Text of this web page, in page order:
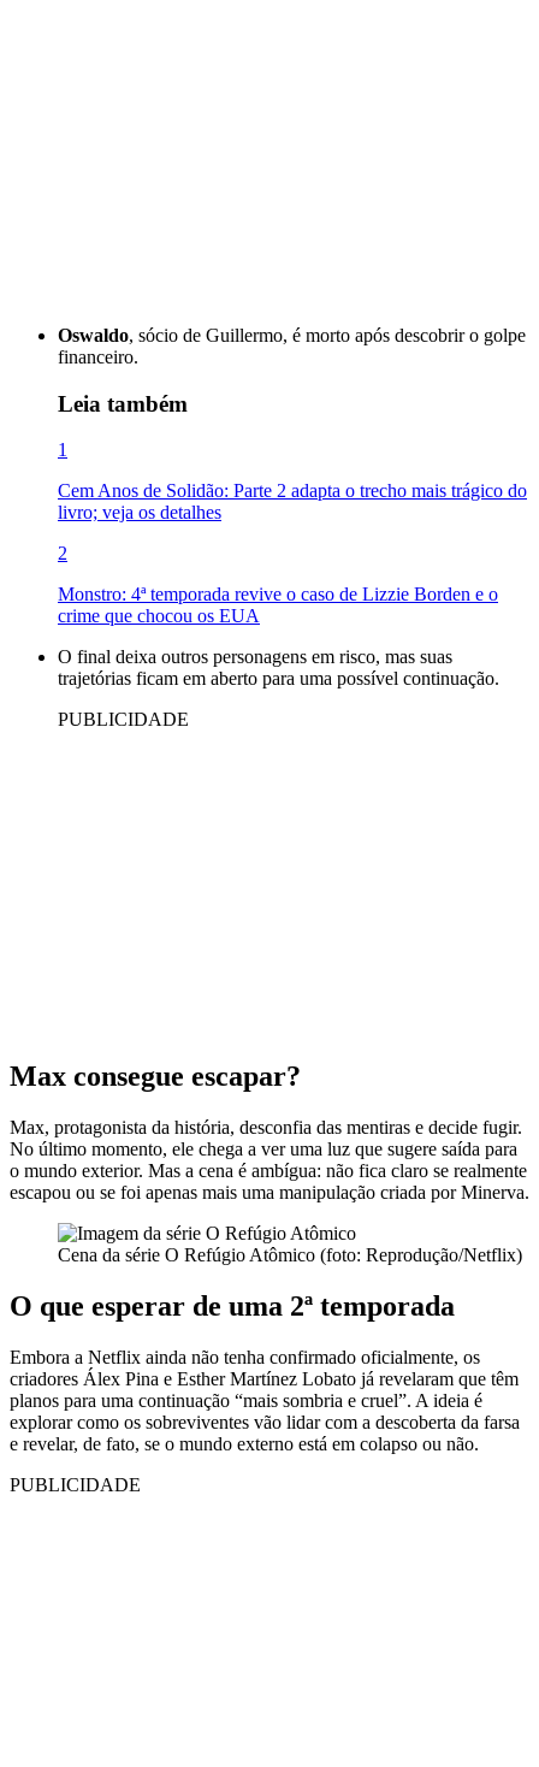
Oswaldo, sócio de Guillermo, é morto após descobrir o golpe
financeiro.
Leia também
1
Cem Anos de Solidão: Parte 2 adapta o trecho mais trágico do
livro; veja os detalhes
2
Monstro: 4ª temporada revive o caso de Lizzie Borden e o
crime que chocou os EUA
O final deixa outros personagens em risco, mas suas
trajetórias ficam em aberto para uma possível continuação.
PUBLICIDADE
Max consegue escapar?
Max, protagonista da história, desconfia das mentiras e decide fugir.
No último momento, ele chega a ver uma luz que sugere saída para
o mundo exterior. Mas a cena é ambígua: não fica claro se realmente
escapou ou se foi apenas mais uma manipulação criada por Minerva.
Cena da série O Refúgio Atômico (foto: Reprodução/Netflix)
O que esperar de uma 2ª temporada
Embora a Netflix ainda não tenha confirmado oficialmente, os
criadores Álex Pina e Esther Martínez Lobato já revelaram que têm
planos para uma continuação “mais sombria e cruel”. A ideia é
explorar como os sobreviventes vão lidar com a descoberta da farsa
e revelar, de fato, se o mundo externo está em colapso ou não.
PUBLICIDADE